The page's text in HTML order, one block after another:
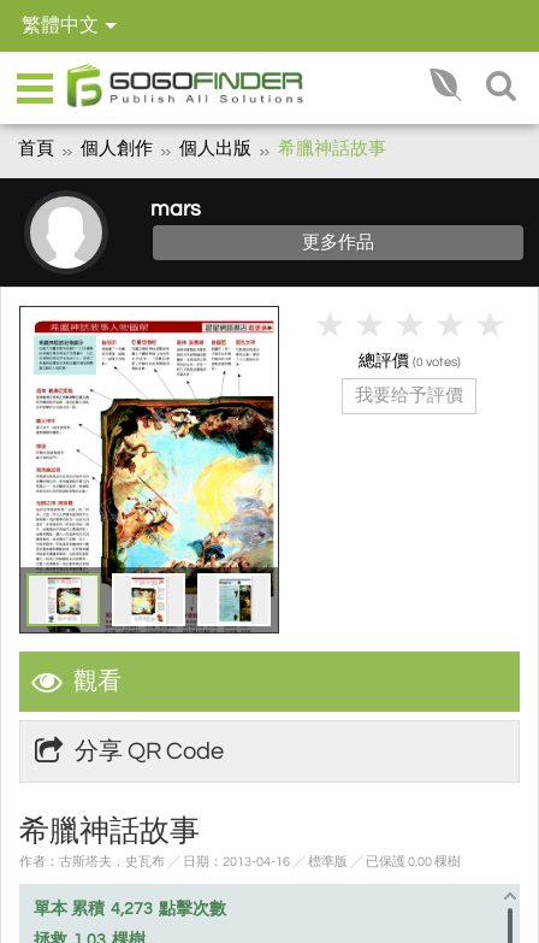
繁體中文
首頁 個人創作 個人出版 希臘神話故事
mars
更多作品
觀看
分享 QR Code
希臘神話故事
作者：古斯塔夫．史瓦布 ╱ 日期：2013-04-16 ╱ 標準版 ╱ 已保護 0.00 棵樹
單本 累積 4,273 點擊次數
總評價 (0 votes)
我要给予評價